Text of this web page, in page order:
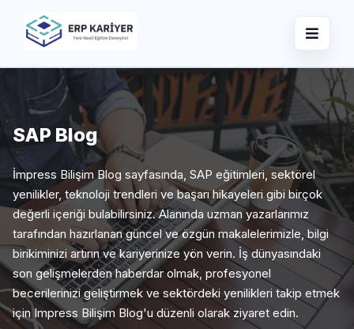
SAP Blog
İmpress Bilişim Blog sayfasında, SAP eğitimleri, sektörel
yenilikler, teknoloji trendleri ve başarı hikayeleri gibi birçok
değerli içeriği bulabilirsiniz. Alanında uzman yazarlarımız
tarafından hazırlanan güncel ve özgün makalelerimizle, bilgi
birikiminizi artırın ve kariyerinize yön verin. İş dünyasındaki
son gelişmelerden haberdar olmak, profesyonel
becerilerinizi geliştirmek ve sektördeki yenilikleri takip etmek
için Impress Bilişim Blog'u düzenli olarak ziyaret edin.